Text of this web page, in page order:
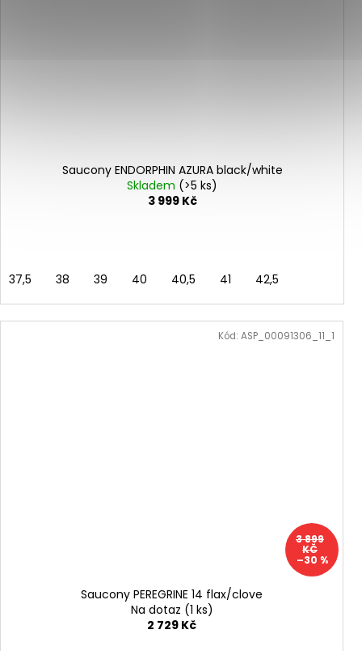
Saucony ENDORPHIN AZURA black/white
Skladem (>5 ks)
3 999 Kč
37,5 38 39 40 40,5 41 42,5
3 899
KČ
–30 %
Saucony PEREGRINE 14 flax/clove
Na dotaz (1 ks)
2 729 Kč
Kód: ASP_00091306_11_1